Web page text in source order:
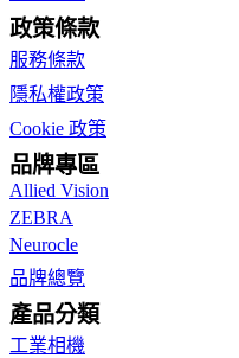
政策條款
服務條款
隱私權政策
Cookie 政策
品牌專區
Allied Vision
ZEBRA
Neurocle
品牌總覽
產品分類
工業相機